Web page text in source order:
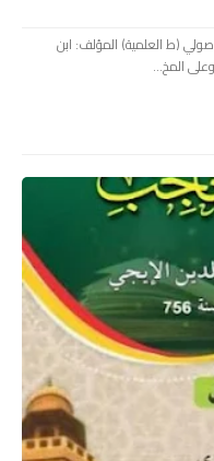
(ط العلمية) المؤلف: ابن